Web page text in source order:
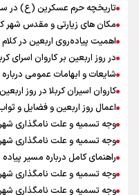
نشست وزیران خارجه مصر،
منطقه
فیدان: حماس به تعهدات خود عمل
ندارد
ارائه بیش از ۲ میلیون خدمات بهداشتی-درمانی به زائران اربعین
معاون وزیر خارجه : مذاکره نه
پخش قسمت اول گفت‌وگوی
تاریخچه حرم عسکرین (ع) در
مکان های زیارتی و مقدس شهر
اهمیت پیاده‌روی اربعین در کلام
در روز اربعین بر کاروان اسرای
شایعات و ابهامات عمومی درباره
کاروان اسیران کربلا در روز
اعمال روز اربعین و فضایل و
وجه تسمیه و علت نامگذاری
وجه تسمیه و علت نامگذاری
راهنمای کامل درباره مسیر
وجه تسمیه و علت نامگذاری
وجه تسمیه و علت نامگذاری شهر